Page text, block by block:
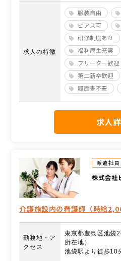
求人の特徴
服装自由
ピアス可
研修制度あり
福利厚生充実
フリーター歓迎
第二新卒歓迎
履歴書不要
求人
派遣社員
株式会社
介護施設内の看護師〈時給
勤務地・ア
クセス
東京都豊島区池袋
所在地）
池袋駅より徒歩10